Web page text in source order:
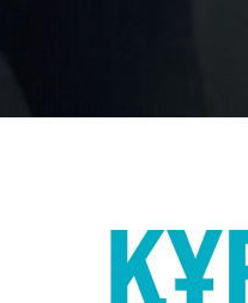
сотталды, - деп